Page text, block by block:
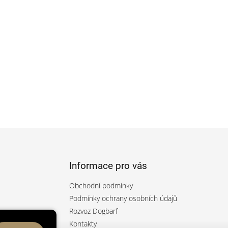
Informace pro vás
Obchodní podmínky
Podmínky ochrany osobních údajů
Rozvoz Dogbarf
Kontakty